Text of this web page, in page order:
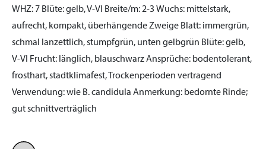
WHZ: 7 Blüte:gelb, V-VI Breite/m:2-3 Wuchs: mittelstark,
aufrecht, kompakt, überhängende Zweige Blatt: immergrün,
schmal lanzettlich, stumpfgrün, unten gelbgrün Blüte:gelb,
V-VI Frucht: länglich, blauschwarzAnsprüche: bodentolerant,
frosthart, stadtklimafest, Trockenperioden vertragend
Verwendung:wie B. candidula Anmerkung: bedornte Rinde;
gut schnittverträglich